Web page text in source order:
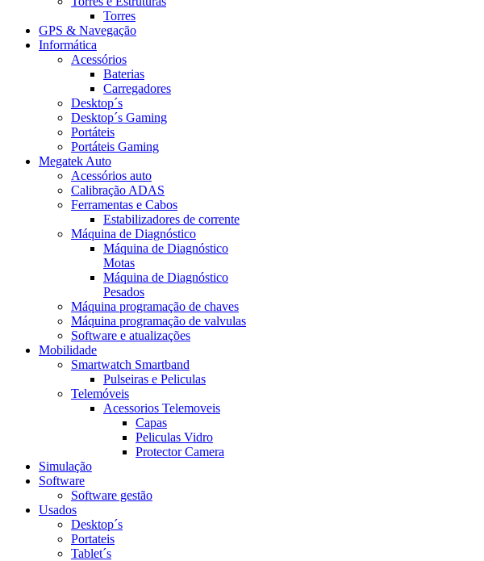
Torres
GPS & Navegação
Informática
Acessórios
Baterias
Carregadores
Desktop´s
Desktop´s Gaming
Portáteis
Portáteis Gaming
Megatek Auto
Acessórios auto
Calibração ADAS
Ferramentas e Cabos
Estabilizadores de corrente
Máquina de Diagnóstico
Máquina de Diagnóstico
Motas
Máquina de Diagnóstico
Pesados
Máquina programação de chaves
Máquina programação de valvulas
Software e atualizações
Mobilidade
Smartwatch Smartband
Pulseiras e Peliculas
Telemóveis
Acessorios Telemoveis
Capas
Peliculas Vidro
Protector Camera
Simulação
Software
Software gestão
Usados
Desktop´s
Portateis
Tablet´s